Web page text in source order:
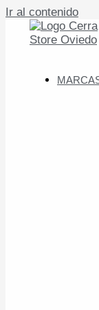
Ir al contenido